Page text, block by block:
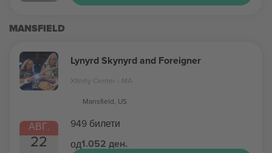
MANSFIELD
АВГ.
22
Lynyrd Skynyrd and Foreigner
Xfinity Center - MA
Mansfield, US
949 билети
од1.052 ден.